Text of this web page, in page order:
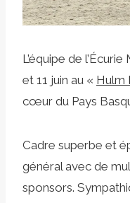
L’équipe de
et 11 juin au « Hulm
cœur du Pays
Cadre superbe et
général avec de
sponsors.